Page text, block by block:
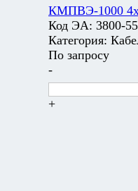
КМПВЭ-1000
Код ЭА: 3800-
Категория:
По запросу
-
+